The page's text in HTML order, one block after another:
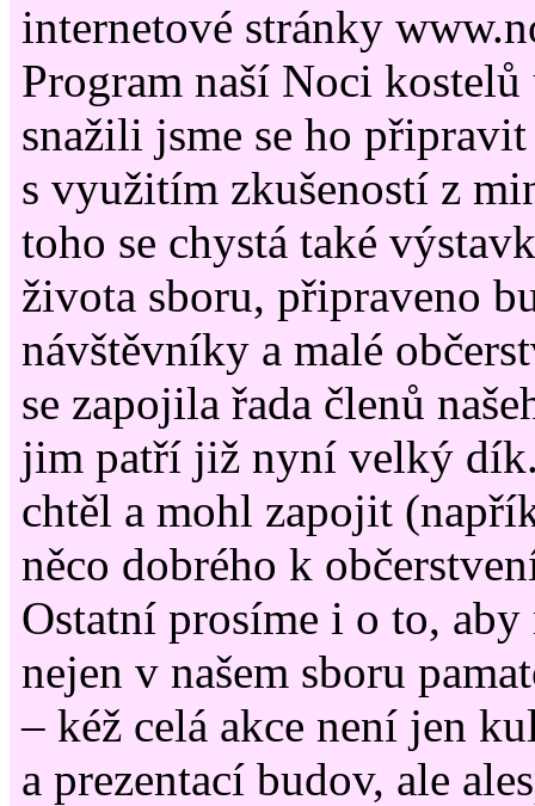
internetové stránky
Program naší Noci
snažili jsme se ho
s využitím zkušeností z
toho se chystá také
života sboru, připraveno
návštěvníky a malé
se zapojila řada členů
jim patří již nyní velký
chtěl a mohl zapojit
něco dobrého k
Ostatní prosíme i o to,
nejen v našem sboru
– kéž celá akce není jen
a prezentací budov, ale